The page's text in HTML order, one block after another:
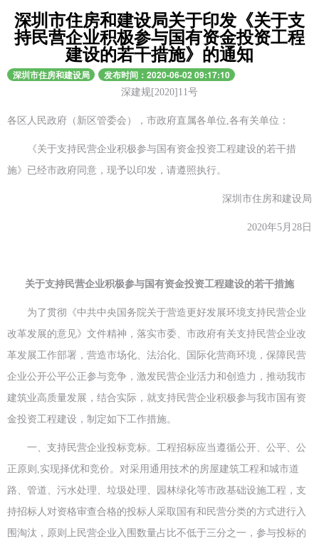
深圳市住房和建设局关于印发《关于支
持民营企业积极参与国有资金投资工程
建设的若干措施》的通知
深圳市住房和建设局 发布时间：2020-06-02 09:17:10
深建规[2020]11号
各区人民政府（新区管委会），市政府直属各单位,各有关单位：
《关于支持民营企业积极参与国有资金投资工程建设的若干措
施》已经市政府同意，现予以印发，请遵照执行。
深圳市住房和建设局
2020年5月28日
关于支持民营企业积极参与国有资金投资工程建设的若干措施
为了贯彻《中共中央国务院关于营造更好发展环境支持民营企业
改革发展的意见》文件精神，落实市委、市政府有关支持民营企业改
革发展工作部署，营造市场化、法治化、国际化营商环境，保障民营
企业公开公平公正参与竞争，激发民营企业活力和创造力，推动我市
建筑业高质量发展，结合实际，就支持民营企业积极参与我市国有资
金投资工程建设，制定如下工作措施。
一、支持民营企业投标竞标。工程招标应当遵循公开、公平、公
正原则,实现择优和竞价。对采用通用技术的房屋建筑工程和城市道
路、管道、污水处理、垃圾处理、园林绿化等市政基础设施工程，支
持招标人对资格审查合格的投标人采取国有和民营分类的方式进行入
围淘汰，原则上民营企业入围数量占比不低于三分之一，参与投标的